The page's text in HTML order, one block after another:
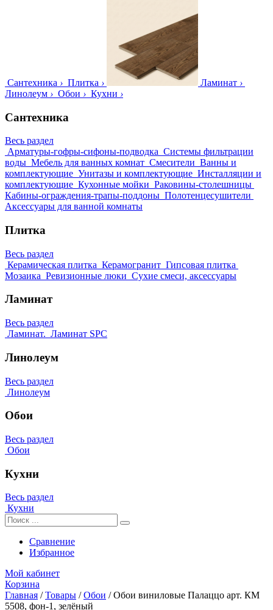
Сантехника › Плитка › Ламинат ›
Линолеум › Обои › Кухни ›
Сантехника
Весь раздел
Арматуры-гофры-сифоны-подводка Системы фильтрации
воды Мебель для ванных комнат Смесители Ванны и
комплектующие Унитазы и комплектующие Инсталляции и
комплектующие Кухонные мойки Раковины-столешницы
Кабины-ограждения-трапы-поддоны Полотенцесушители
Аксессуары для ванной комнаты
Плитка
Весь раздел
Керамическая плитка Керамогранит Гипсовая плитка
Мозаика Ревизионные люки Сухие смеси, аксессуары
Ламинат
Весь раздел
Ламинат. Ламинат SPC
Линолеум
Весь раздел
Линолеум
Обои
Весь раздел
Обои
Кухни
Весь раздел
Кухни
Сравнение
Избранное
Мой кабинет
Корзина
Главная /Товары /Обои /Обои виниловые Палаццо арт. КМ
5508, фон-1, зелёный